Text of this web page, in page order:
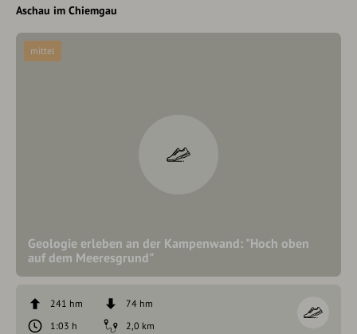
Aschau im Chiemgau
Geologie erleben an der Kampenwand: "Hoch oben
auf dem Meeresgrund"
mittel
241 hm
74 hm
1:03 h
2,0 km